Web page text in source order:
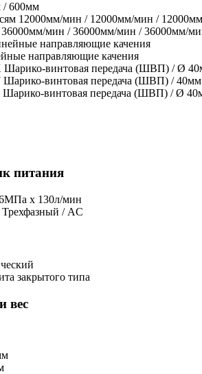
/ 600мм
12000мм/мин / 12000мм/мин /
36000мм/мин / 36000мм/мин / 36000мм/
направляющие качения
направляющие качения
Шарико-винтовая передача (ШВП) / Ø
Шарико-винтовая передача (ШВП) / 40мм
Шарико-винтовая передача (ШВП) / Ø
питания
х 130л/мин
/ AC
закрытого типа
вес